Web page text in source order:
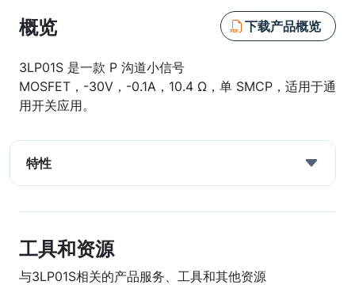
概览 下载产品概览
3LP01S 是一款 P 沟道小信号
MOSFET，-30V，-0.1A，10.4 Ω，单 SMCP，适用于通
用开关应用。
特性
工具和资源
与3LP01S相关的产品服务、工具和其他资源